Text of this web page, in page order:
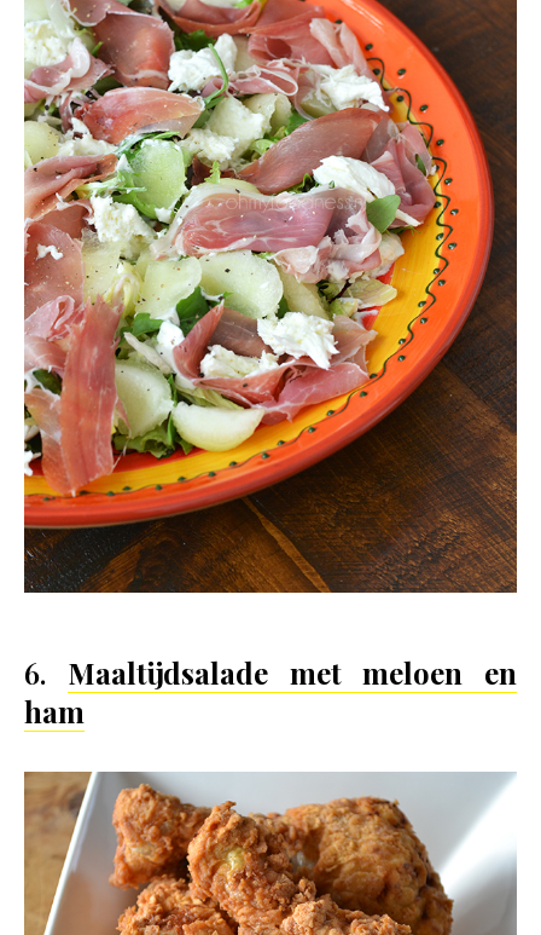
6. Maaltijdsalade met meloen en
ham